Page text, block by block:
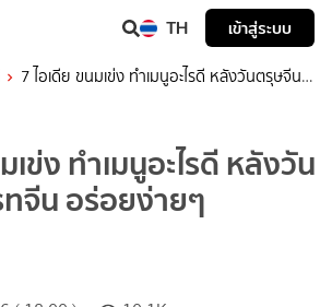
TH เข้าสู่ระบบ
7 ไอเดีย ขนมเข่ง ทำเมนูอะไรดี หลังวันตรุษจีน
เข่ง ทำเมนูอะไรดี หลังวัน
จีน อร่อยง่ายๆ